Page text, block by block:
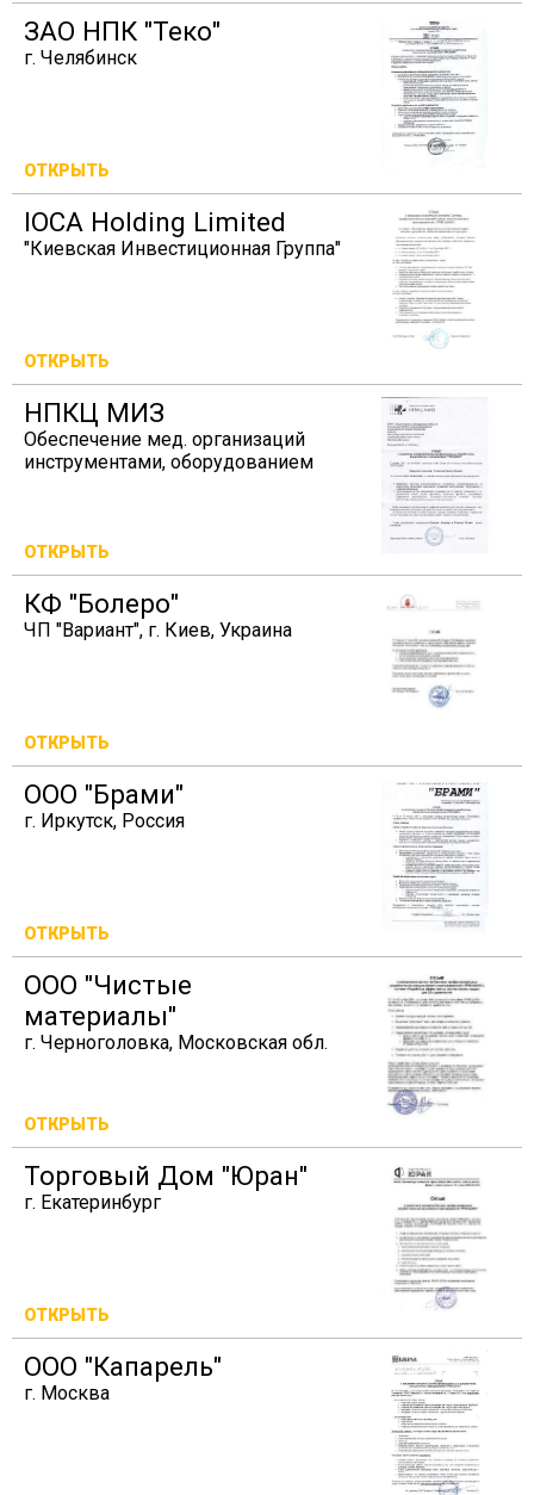
ЗАО НПК "Теко"
г. Челябинск
ОТКРЫТЬ
IOCA Holding Limited
"Киевская Инвестиционная Группа"
ОТКРЫТЬ
НПКЦ МИЗ
Обеспечение мед. организаций
инструментами, оборудованием
ОТКРЫТЬ
КФ "Болеро"
ЧП "Вариант", г. Киев, Украина
ОТКРЫТЬ
ООО "Брами"
г. Иркутск, Россия
ОТКРЫТЬ
ООО "Чистые
материалы"
г. Черноголовка, Московская обл.
ОТКРЫТЬ
Торговый Дом "Юран"
г. Екатеринбург
ОТКРЫТЬ
ООО "Капарель"
г. Москва